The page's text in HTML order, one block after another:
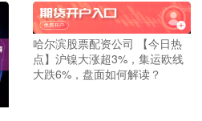
哈尔滨股票配资公司 【今日热
点】沪镍大涨超3%，集运欧线
大跌6%，盘面如何解读？